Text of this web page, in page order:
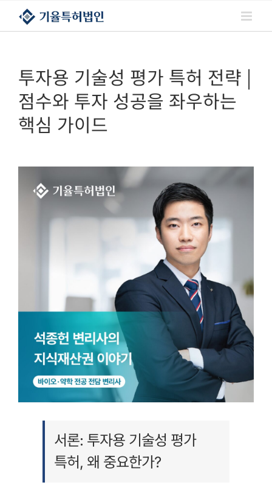
콘텐츠로
건너뛰기
투자용 기술성 평가 특허 전략 |
점수와 투자 성공을 좌우하는
핵심 가이드
서론: 투자용 기술성 평가
특허, 왜 중요한가?